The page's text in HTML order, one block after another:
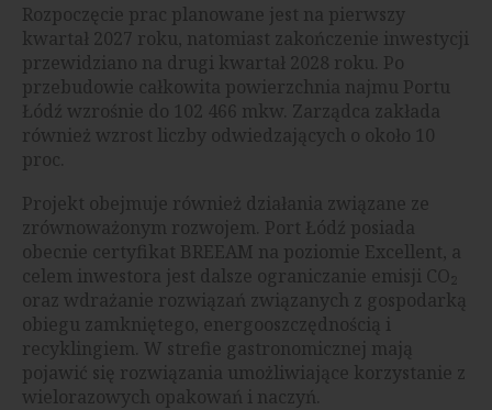
Rozpoczęcie prac planowane jest na pierwszy
kwartał 2027 roku, natomiast zakończenie inwestycji
przewidziano na drugi kwartał 2028 roku. Po
przebudowie całkowita powierzchnia najmu Portu
Łódź wzrośnie do 102 466 mkw. Zarządca zakłada
również wzrost liczby odwiedzających o około 10
proc.
Projekt obejmuje również działania związane ze
zrównoważonym rozwojem. Port Łódź posiada
obecnie certyfikat BREEAM na poziomie Excellent, a
celem inwestora jest dalsze ograniczanie emisji CO₂
oraz wdrażanie rozwiązań związanych z gospodarką
obiegu zamkniętego, energooszczędnością i
recyklingiem. W strefie gastronomicznej mają
pojawić się rozwiązania umożliwiające korzystanie z
wielorazowych opakowań i naczyń.